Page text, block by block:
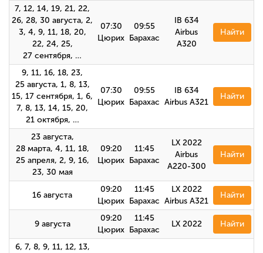
7, 12, 14, 19, 21, 22,
26, 28, 30 августа, 2,
3, 4, 9, 11, 18, 20,
22, 24, 25,
27 сентября, …
07:30
Цюрих
09:55
Барахас
IB 634
Airbus
А320
Найти
9, 11, 16, 18, 23,
25 августа, 1, 8, 13,
15, 17 сентября, 1, 6,
7, 8, 13, 14, 15, 20,
21 октября, …
07:30
Цюрих
09:55
Барахас
IB 634
Airbus А321
Найти
23 августа,
28 марта, 4, 11, 18,
25 апреля, 2, 9, 16,
23, 30 мая
09:20
Цюрих
11:45
Барахас
LX 2022
Airbus
A220-300
Найти
16 августа
09:20
Цюрих
11:45
Барахас
LX 2022
Airbus A321
Найти
9 августа
09:20
Цюрих
11:45
Барахас
LX 2022 Найти
6, 7, 8, 9, 11, 12, 13,